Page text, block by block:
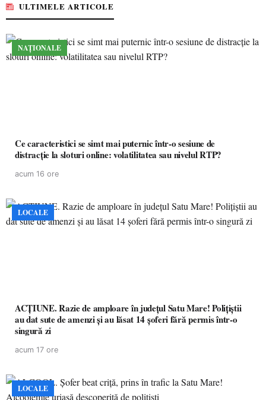
ULTIMELE ARTICOLE
NAȚIONALE
Ce caracteristici se simt mai puternic într-o sesiune de
distracție la sloturi online: volatilitatea sau nivelul RTP?
acum 16 ore
LOCALE
ACȚIUNE. Razie de amploare în județul Satu Mare! Polițiștii
au dat sute de amenzi și au lăsat 14 șoferi fără permis într-o
singură zi
acum 17 ore
LOCALE